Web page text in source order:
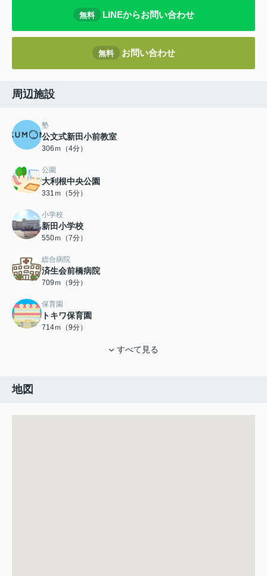
無料 LINEからお問い合わせ
無料 お問い合わせ
周辺施設
塾
公文式新田小前教室
306ｍ（4分）
公園
大利根中央公園
331ｍ（5分）
小学校
新田小学校
550ｍ（7分）
総合病院
済生会前橋病院
709ｍ（9分）
保育園
トキワ保育園
714ｍ（9分）
すべて見る
地図